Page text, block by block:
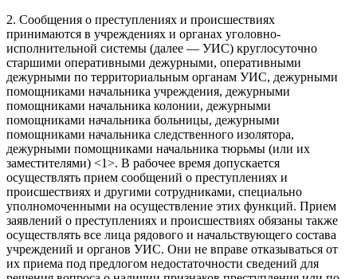
2. Сообщения о преступлениях и происшествиях
принимаются в учреждениях и органах уголовно-
исполнительной системы (далее — УИС) круглосуточно
старшими оперативными дежурными, оперативными
дежурными по территориальным органам УИС, дежурными
помощниками начальника учреждения, дежурными
помощниками начальника колонии, дежурными
помощниками начальника больницы, дежурными
помощниками начальника следственного изолятора,
дежурными помощниками начальника тюрьмы (или их
заместителями) <1>. В рабочее время допускается
осуществлять прием сообщений о преступлениях и
происшествиях и другими сотрудниками, специально
уполномоченными на осуществление этих функций. Прием
заявлений о преступлениях и происшествиях обязаны также
осуществлять все лица рядового и начальствующего состава
учреждений и органов УИС. Они не вправе отказываться от
их приема под предлогом недостаточности сведений для